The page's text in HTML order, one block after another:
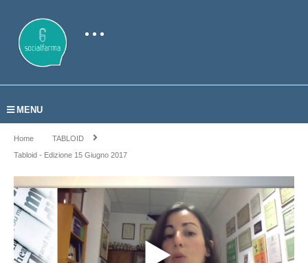
MENU
Home
TABLOID
Tabloid - Edizione 15 Giugno 2017